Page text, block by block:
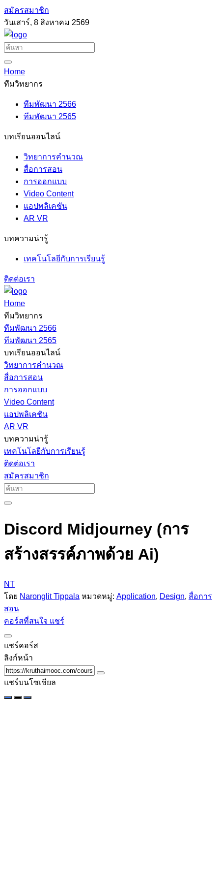
สมัครสมาชิก
วันเสาร์, 8 สิงหาคม 2569
Home
ทีมวิทยากร
ทีมพัฒนา 2566
ทีมพัฒนา 2565
บทเรียนออนไลน์
วิทยาการคำนวณ
สื่อการสอน
การออกแบบ
Video Content
แอปพลิเคชัน
AR VR
บทความน่ารู้
เทคโนโลยีกับการเรียนรู้
ติดต่อเรา
Home
ทีมวิทยากร
ทีมพัฒนา 2566
ทีมพัฒนา 2565
บทเรียนออนไลน์
วิทยาการคำนวณ
สื่อการสอน
การออกแบบ
Video Content
แอปพลิเคชัน
AR VR
บทความน่ารู้
เทคโนโลยีกับการเรียนรู้
ติดต่อเรา
สมัครสมาชิก
Discord Midjourney (การ
สร้างสรรค์ภาพด้วย Ai)
NT
โดย Naronglit Tippala หมวดหมู่: Application, Design, สื่อการ
สอน
คอร์สที่สนใจ แชร์
แชร์คอร์ส
ลิงก์หน้า
แชร์บนโซเชียล